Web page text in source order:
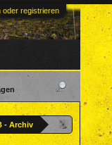
oder registrieren
- Archiv